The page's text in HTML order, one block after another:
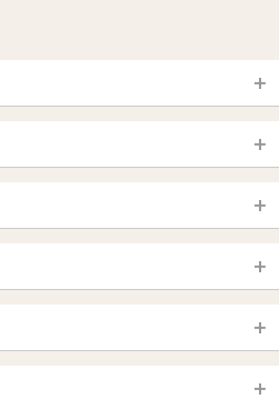
青森
山形
越谷・春日部
岐阜県
烏丸御池駅